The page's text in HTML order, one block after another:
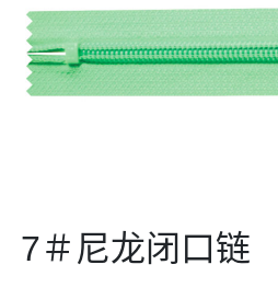
7＃尼龙闭口链